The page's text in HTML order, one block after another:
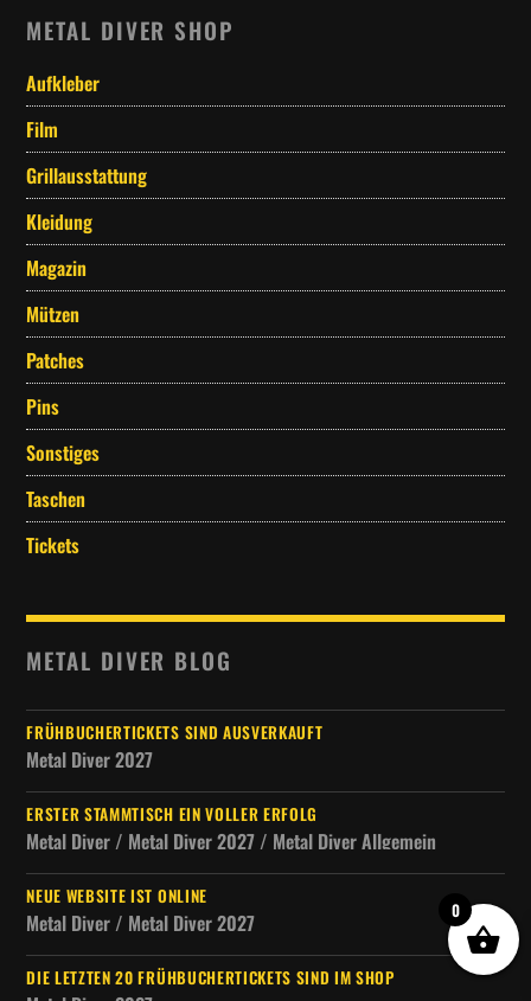
METAL DIVER SHOP
Aufkleber
Film
Grillausstattung
Kleidung
Magazin
Mützen
Patches
Pins
Sonstiges
Taschen
Tickets
METAL DIVER BLOG
FRÜHBUCHERTICKETS SIND AUSVERKAUFT
Metal Diver 2027
ERSTER STAMMTISCH EIN VOLLER ERFOLG
Metal Diver / Metal Diver 2027 / Metal Diver Allgemein
NEUE WEBSITE IST ONLINE
Metal Diver / Metal Diver 2027
DIE LETZTEN 20 FRÜHBUCHERTICKETS SIND IM SHOP
0